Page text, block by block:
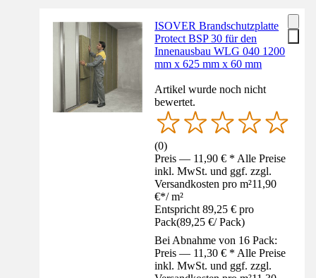
ISOVER Brandschutzplatte
Protect BSP 30 für den
Innenausbau WLG 040 1200
mm x 625 mm x 60 mm
Artikel wurde noch nicht
bewertet.
(0)
Preis — 11,90 € * Alle Preise
inkl. MwSt. und ggf. zzgl.
Versandkosten pro m²11,90
€*/ m²
Entspricht 89,25 € pro
Pack(89,25 €/ Pack)
Bei Abnahme von 16 Pack:
Preis — 11,30 € * Alle Preise
inkl. MwSt. und ggf. zzgl.